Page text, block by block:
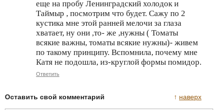
еще на пробу Ленинградский холодок и
Таймыр , посмотрим что будет. Сажу по 2
кустика мне этой ранней мелочи за глаза
хватает, ну они ,то- же ,нужны ( Томаты
всякие важны, томаты всякие нужны)- живем
по такому принципу. Вспомнила, почему мне
Катя не подошла, из-круглой формы помидор.
Ответить
↑ наверх
Оставить свой комментарий